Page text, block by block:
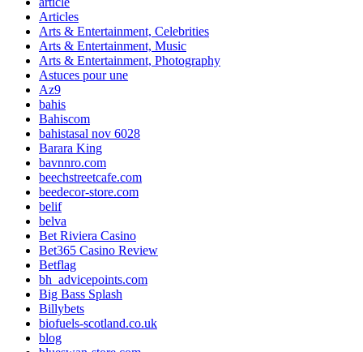
Articles
Arts & Entertainment, Celebrities
Arts & Entertainment, Music
Arts & Entertainment, Photography
Astuces pour une
Az9
bahis
Bahiscom
bahistasal nov 6028
Barara King
bavnnro.com
beechstreetcafe.com
beedecor-store.com
belif
belva
Bet Riviera Casino
Bet365 Casino Review
Betflag
bh_advicepoints.com
Big Bass Splash
Billybets
biofuels-scotland.co.uk
blog